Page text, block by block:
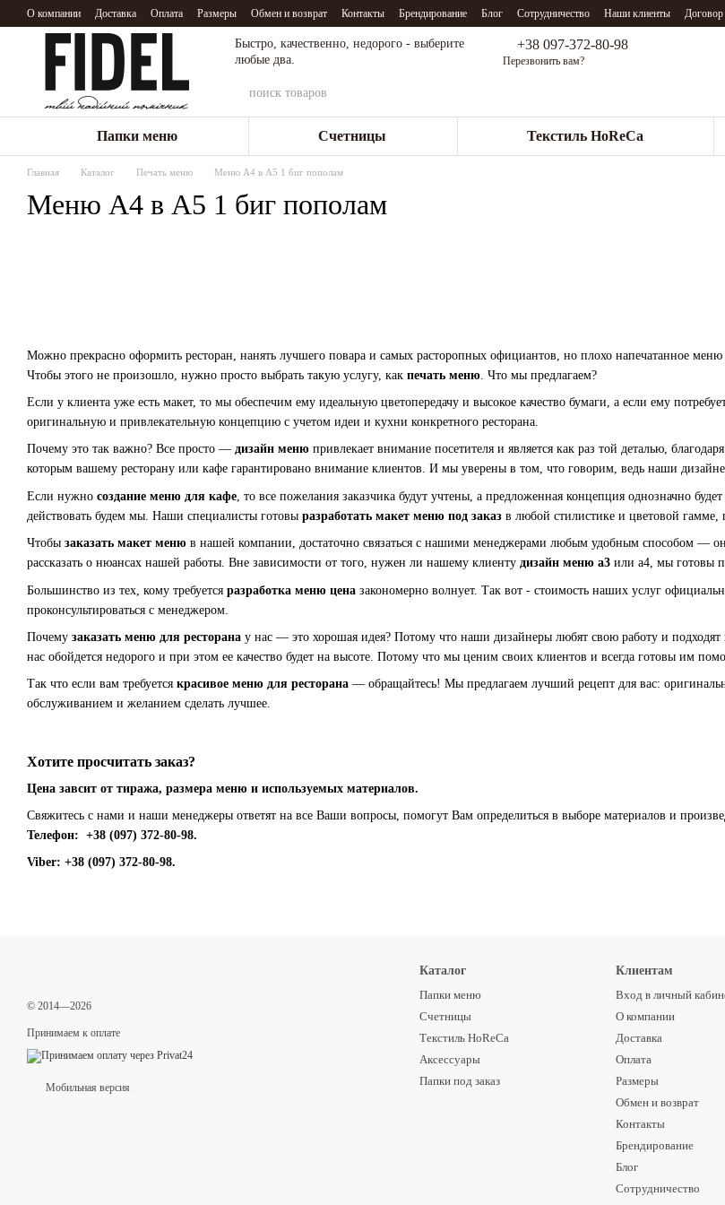
Перейти к основному контенту
О компании Доставка Оплата Размеры Обмен и возврат Контакты Брендирование Блог Сотрудничество Наши клиенты
Быстро, качественно, недорого - выберите
любые два.
+38 097-372-80-98
Перезвонить вам?
Папки меню Счетницы Текстиль HoReCa
Главная Каталог Печать меню Меню А4 в А5 1 биг пополам
Меню А4 в А5 1 биг пополам
Можно прекрасно оформить ресторан, нанять лучшего повара и самых расторопных официантов, но плохо напечатанное
Чтобы этого не произошло, нужно просто выбрать такую услугу, как печать меню . Что мы предлагаем?
Если у клиента уже есть макет, то мы обеспечим ему идеальную цветопередачу и высокое качество бумаги, а если ему
оригинальную и привлекательную концепцию с учетом идеи и кухни конкретного ресторана.
Почему это так важно? Все просто — дизайн меню привлекает внимание посетителя и является как раз той деталью,
которым вашему ресторану или кафе гарантировано внимание клиентов. И мы уверены в том, что говорим, ведь наши
Если нужно создание меню для кафе , то все пожелания заказчика будут учтены, а предложенная концепция однозначно
действовать будем мы. Наши специалисты готовы разработать макет меню под заказ в любой стилистике и цветовой
Чтобы заказать макет меню в нашей компании, достаточно связаться с нашими менеджерами любым удобным способом —
рассказать о нюансах нашей работы. Вне зависимости от того, нужен ли нашему клиенту дизайн меню а3 или а4, мы готовы
Большинство из тех, кому требуется разработка меню цена закономерно волнует. Так вот - стоимость наших услуг
проконсультироваться с менеджером.
Почему заказать меню для ресторана у нас — это хорошая идея? Потому что наши дизайнеры любят свою работу и
нас обойдется недорого и при этом ее качество будет на высоте. Потому что мы ценим своих клиентов и всегда готовы им
Так что если вам требуется красивое меню для ресторана — обращайтесь! Мы предлагаем лучший рецепт для вас:
обслуживанием и желанием сделать лучшее.
Хотите просчитать заказ?
Цена завсит от тиража, размера меню и используемых материалов.
Свяжитесь с нами и наши менеджеры ответят на все Ваши вопросы, помогут Вам определиться в выборе материалов и
Телефон: +38 (097) 372-80-98.
Viber: +38 (097) 372-80-98.
© 2014—2026
Принимаем к оплате
Мобильная версия
Каталог
Папки меню
Счетницы
Текстиль HoReCa
Аксессуары
Папки под заказ
Клиентам
Вход в личный
О компании
Доставка
Оплата
Размеры
Обмен и возврат
Контакты
Брендирование
Блог
Сотрудничество